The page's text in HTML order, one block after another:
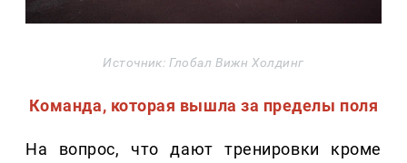
Источник: Глобал Вижн Холдинг
Команда, которая вышла за пределы поля
На вопрос, что дают тренировки кроме